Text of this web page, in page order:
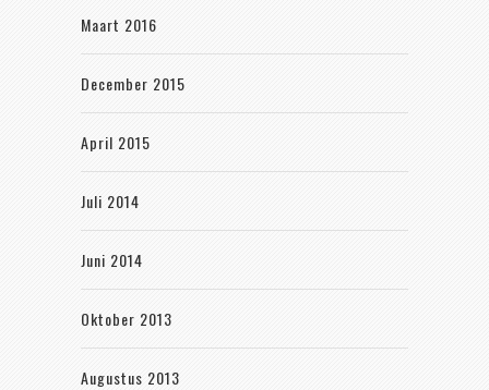
Maart 2016
December 2015
April 2015
Juli 2014
Juni 2014
Oktober 2013
Augustus 2013